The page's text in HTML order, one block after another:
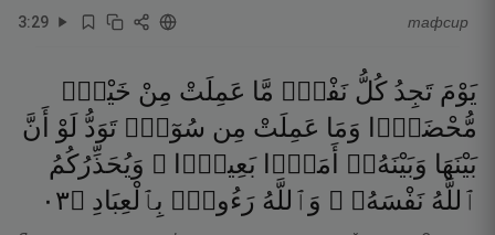
3:29 тафсир
يَوْمَ تَجِدُ كُلُّ نَفْسٍۢ مَّا عَمِلَتْ مِنْ خَيْرٍۢ
مُّحْضَرًۭا
وَمَا عَمِلَتْ مِن سُوٓءٍۢ تَوَدُّ لَوْ
أَنَّ
بَيْنَهَا وَبَيْنَهُۥٓ أَمَدًۢا بَعِيدًۭا ۗ وَيُحَذِّرُكُمُ
ٱللَّهُ نَفْسَهُۥ ۗ وَٱللَّهُ رَءُوفٌۢ بِٱلْعِبَادِ ۝٣٠